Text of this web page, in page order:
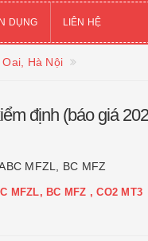
DỤNG LIÊN HỆ
Hà Nội
định (báo giá
MFZL, BC MFZ
MFZL, BC MFZ , CO2 MT3